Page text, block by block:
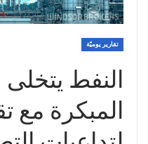
تقارير يوميّة
النفط
المبكرة مع